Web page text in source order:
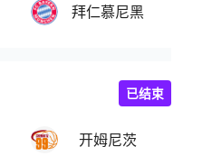
拜仁慕尼黑
开姆尼茨
已结束